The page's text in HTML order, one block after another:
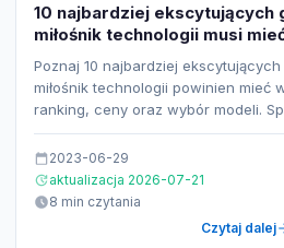
10 najbardziej ekscytujących
miłośnik technologii musi
Poznaj 10 najbardziej
miłośnik technologii powinien mieć
ranking, ceny oraz wybór modeli.
2023-06-29
aktualizacja 2026-07-21
8 min czytania
Czytaj dalej